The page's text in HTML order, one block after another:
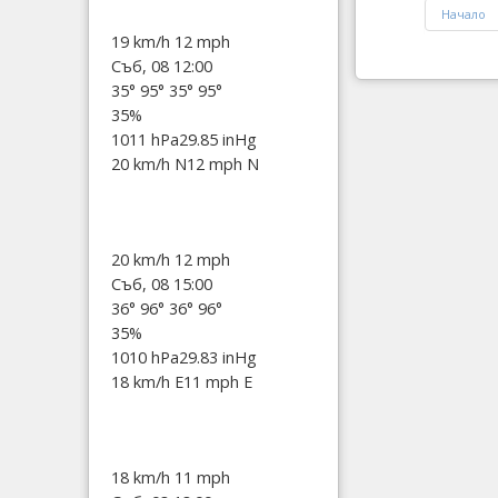
Начало
19 km/h 12 mph
Съб, 08 12:00
35° 95° 35° 95°
35%
1011 hPa29.85 inHg
20 km/h N12 mph N
20 km/h 12 mph
Съб, 08 15:00
36° 96° 36° 96°
35%
1010 hPa29.83 inHg
18 km/h E11 mph E
18 km/h 11 mph